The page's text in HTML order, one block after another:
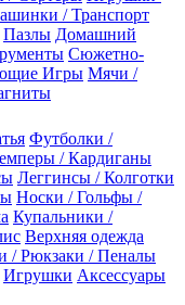
/ Транспорт
Пазлы Домашний
Сюжетно-
Игры Мячи /
Футболки /
/ Кардиганы
Леггинсы / Колготки
Носки / Гольфы /
Купальники /
Верхняя одежда
/ Рюкзаки / Пеналы
Игрушки Аксессуары